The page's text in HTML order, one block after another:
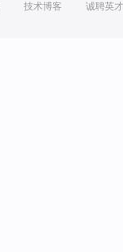
技术博客 诚聘英才